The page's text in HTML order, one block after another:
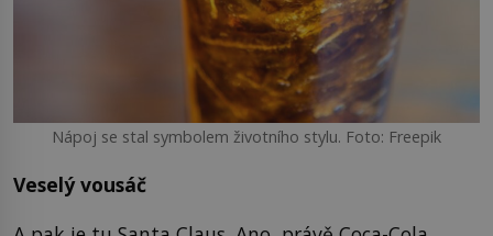
Nápoj se stal symbolem životního stylu. Foto: Freepik
Veselý vousáč